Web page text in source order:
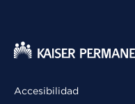
Accesibilidad